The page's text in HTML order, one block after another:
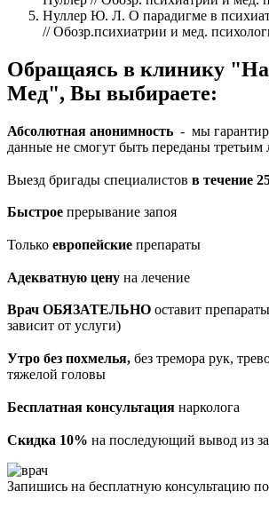
Нуллер Ю. Л. О парадигме в
// Обозр.психиатрии и мед.
Обращаясь в клинику
Мед", Вы выбираете:
Абсолютная анонимность - мы
данные не смогут быть переданы третьим
Выезд бригады специалистов в течение
Быстрое прерывание запоя
Только европейские препараты
Адекватную цену на лечение
Врач ОБЯЗАТЕЛЬНО оставит
зависит от услуги)
Утро без похмелья, без тремора рук,
тяжелой головы
Бесплатная консультация нарколога
Скидка 10% на последующий вывод из
Запишись на бесплатную консультацию